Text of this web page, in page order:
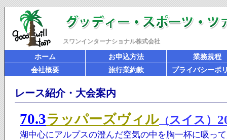
スワンインターナショナル株式会社
ホーム お申込方法
業務規程
会社概要
旅行業約款 プライバシーポ
レース紹介・大会案内
70.3ラッパーズヴィル （スイス）
湖中心にアルプスの澄んだ空気の中を胸一杯に吸っ